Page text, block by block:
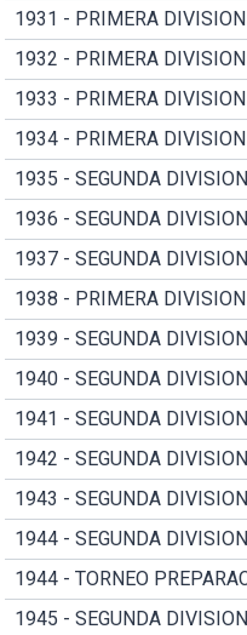
1931 - PRIMERA
1932 - PRIMERA
1933 - PRIMERA
1934 - PRIMERA
1935 - SEGUNDA DIVISION
1936 - SEGUNDA DIVISION
1937 - SEGUNDA DIVISION
1938 - PRIMERA DIVISION
1939 - SEGUNDA DIVISION
1940 - SEGUNDA DIVISION
1941 - SEGUNDA DIVISION
1942 - SEGUNDA DIVISION
1943 - SEGUNDA DIVISION
1944 - SEGUNDA DIVISION
1944 - TORNEO
1945 - SEGUNDA DIVISION